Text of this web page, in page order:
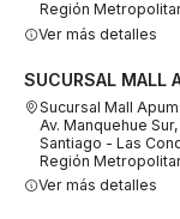
Región
Ver más detalles
SUCURSAL MALL
Sucursal Mall
Av. Manquehue Sur,
Santiago - Las
Región
Ver más detalles